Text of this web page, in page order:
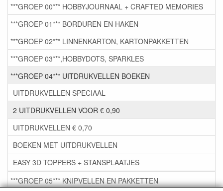
***GROEP 00*** HOBBYJOURNAAL + CRAFTED MEMORIES
***GROEP 01*** BORDUREN EN HAKEN
***GROEP 02*** LINNENKARTON, KARTONPAKKETTEN
***GROEP 03***,HOBBYDOTS, SPARKLES
***GROEP 04*** UITDRUKVELLEN BOEKEN
UITDRUKVELLEN SPECIAAL
2 UITDRUKVELLEN VOOR € 0,90
UITDRUKVELLEN € 0,70
BOEKEN MET UITDRUKVELLEN
EASY 3D TOPPERS + STANSPLAATJES
***GROEP 05*** KNIPVELLEN EN PAKKETTEN